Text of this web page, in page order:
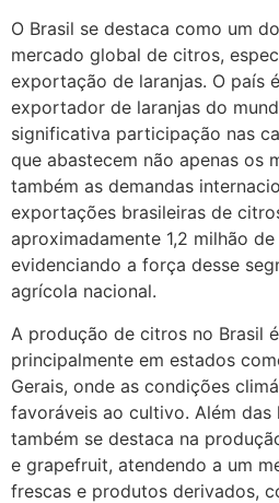
O Brasil se destaca como um
mercado global de citros,
exportação de laranjas. O país
exportador de laranjas do
significativa participação nas
que abastecem não apenas os
também as demandas
exportações brasileiras de
aproximadamente 1,2 milhão
evidenciando a força desse
agrícola nacional.
A produção de citros no Brasil
principalmente em estados
Gerais, onde as condições
favoráveis ao cultivo. Além das
também se destaca na
e grapefruit, atendendo a um
frescas e produtos derivados,